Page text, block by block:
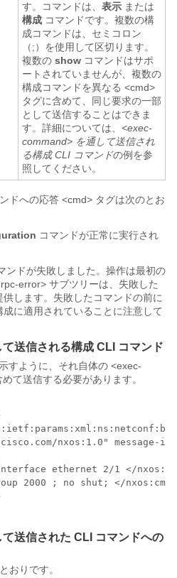
す。コマンドは、 表示 または
構成 コマンドです。複数の構
成コマンドは、セミコロン
（;）を使用して区切ります。
複数の show コマンドはサポ
ートされていませんが、複数の
構成コマンドを異なる <cmd>
タグに含めて、同じ要求の一部
として送信することはできま
す。詳細については、 <exec-
command> を通して送信され
る構成 CLI コマンドの例を参
照してください。
ドへの応答 <cmd> タグは次のとお
コマンドが正常に実行され
ンドが失敗しました。操作は最初の
error> サブツリーは、失敗した
します。失敗したコマンドの前に
に適用されていることに注意して
送信される構成 CLI コマンド
すように、それ自体の <exec-
て送信する必要があります。
nxos:1.0" message-
ethernet 2/1 </
2000 ; no shut; </nxos:cmd>
送信された CLI コマンドへの
おりです。